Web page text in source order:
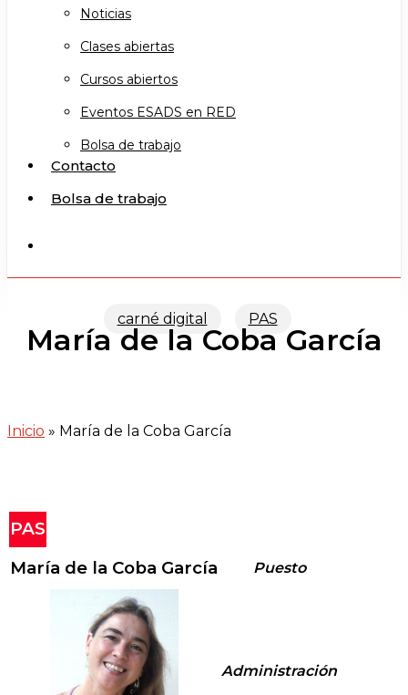
Noticias
Clases abiertas
Cursos abiertos
Eventos ESADS en RED
Bolsa de trabajo
Contacto
Bolsa de trabajo
carné digital PAS
María de la Coba García
Inicio » María de la Coba García
PAS
María de la Coba García
Puesto
Administración